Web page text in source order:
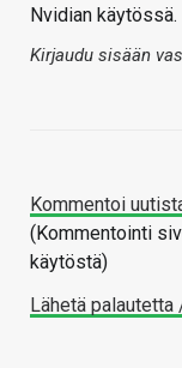
Nvidian käytössä.
Kirjaudu sisään
Kommentoi
(Kommentointi
käytöstä)
Lähetä